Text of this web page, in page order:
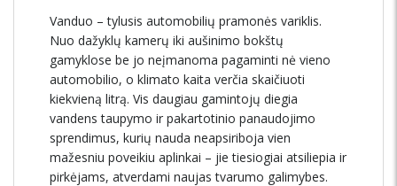
Vanduo – tylusis automobilių pramonės variklis.
Nuo dažyklų kamerų iki aušinimo bokštų
gamyklose be jo neįmanoma pagaminti nė vieno
automobilio, o klimato kaita verčia skaičiuoti
kiekvieną litrą. Vis daugiau gamintojų diegia
vandens taupymo ir pakartotinio panaudojimo
sprendimus, kurių nauda neapsiriboja vien
mažesniu poveikiu aplinkai – jie tiesiogiai atsiliepia ir
pirkėjams, atverdami naujas tvarumo galimybes.